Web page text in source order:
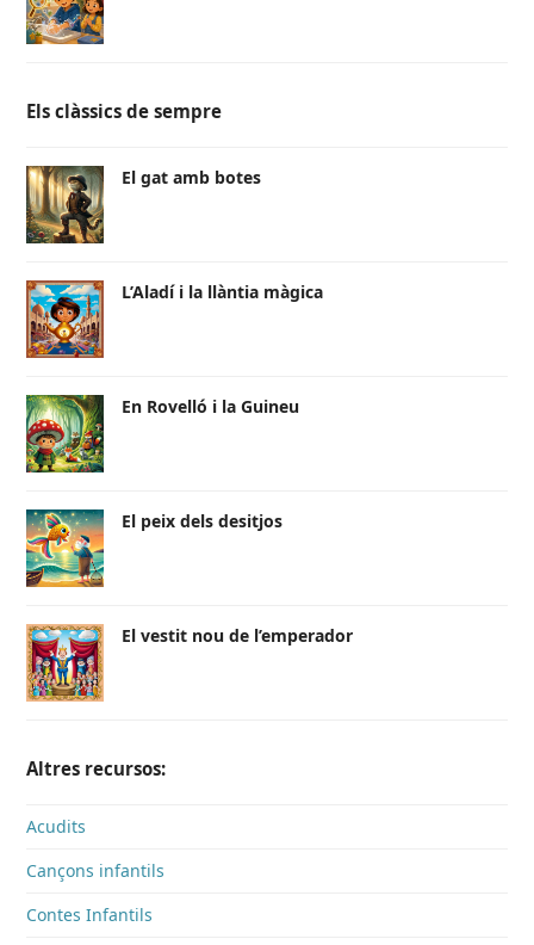
Els clàssics de sempre
El gat amb botes
L’Aladí i la llàntia màgica
En Rovelló i la Guineu
El peix dels desitjos
El vestit nou de l’emperador
Altres recursos:
Acudits
Cançons infantils
Contes Infantils